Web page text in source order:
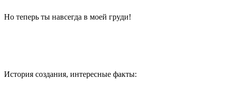
Но теперь ты навсегда в моей груди!
История создания, интересные факты: